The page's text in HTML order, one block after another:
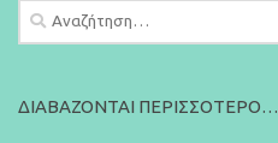
Αναζήτηση
για:
ΔΙΑΒΆΖΟΝΤΑΙ ΠΕΡΙΣΣΌΤΕΡΟ…